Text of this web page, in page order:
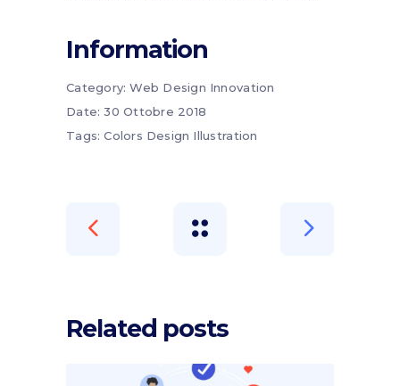
Information
Category: Web Design Innovation
Date: 30 Ottobre 2018
Tags: Colors Design Illustration
Related posts